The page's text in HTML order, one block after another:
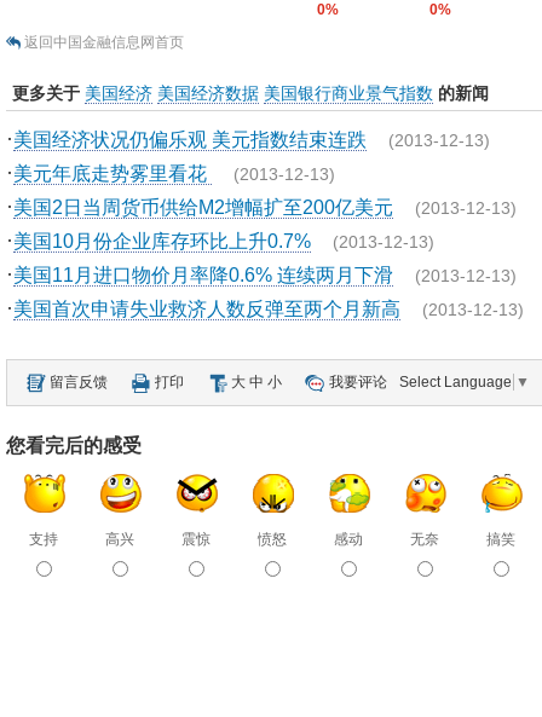
0%
0%
返回中国金融信息网首页
更多关于 美国经济 美国经济数据 美国银行商业景气指数 的新闻
·美国经济状况仍偏乐观 美元指数结束连跌 (2013-12-13)
·美元年底走势雾里看花 (2013-12-13)
·美国2日当周货币供给M2增幅扩至200亿美元 (2013-12-13)
·美国10月份企业库存环比上升0.7% (2013-12-13)
·美国11月进口物价月率降0.6% 连续两月下滑 (2013-12-13)
·美国首次申请失业救济人数反弹至两个月新高 (2013-12-13)
留言反馈 打印 大 中 小 我要评论 Select Language ▼
您看完后的感受
支持 高兴 震惊 愤怒 感动 无奈 搞笑